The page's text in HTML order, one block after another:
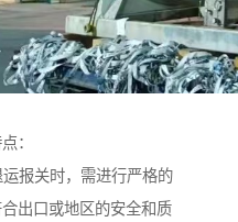
：
报关时，需进行严格的
出口或地区的安全和质